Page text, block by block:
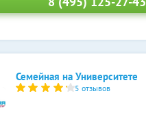
Семейная на Университете
5 отзывов